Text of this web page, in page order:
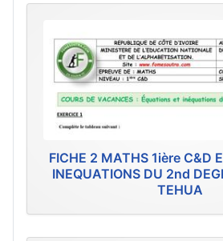
FICHE 2 MATHS 1ière C&D
INEQUATIONS DU 2nd
TEHUA